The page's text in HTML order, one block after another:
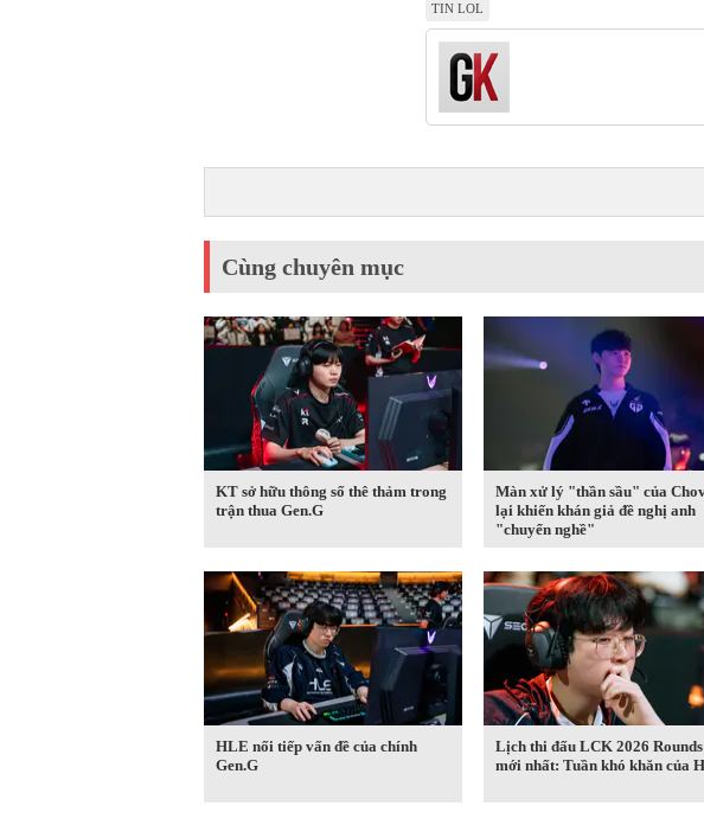
TIN LOL
Cùng chuyên mục
KT sở hữu thông số thê thảm trong
trận thua Gen.G
Màn xử lý "thần sầu" của
lại khiến khán giả đề nghị anh
"chuyển nghề"
HLE nối tiếp vấn đề của chính
Gen.G
Lịch thi đấu LCK 2026
mới nhất: Tuần khó khăn của